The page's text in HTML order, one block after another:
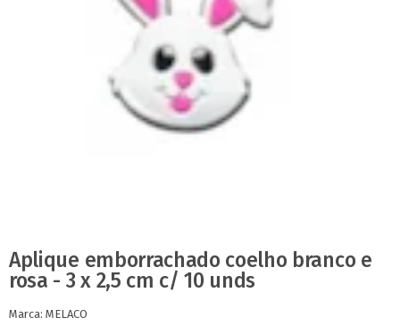
Aplique emborrachado coelho branco e
rosa - 3 x 2,5 cm c/ 10 unds
Marca:MELACO